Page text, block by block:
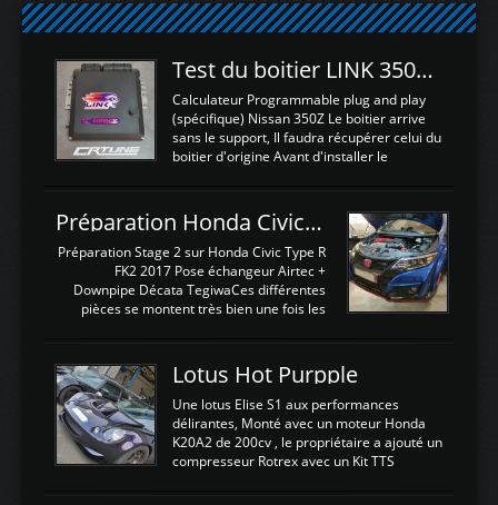
Test du boitier LINK 350Z Plugin ECU
Calculateur Programmable plug and play
(spécifique) Nissan 350Z Le boitier arrive
sans le support, Il faudra récupérer celui du
boitier d'origine Avant d'installer le
d'envoyer l'information de la large bande
dans le boitier. sydney sweeney deepfake
La sortie 0-5V de l'afr sera connectée sur
l'entrée AN Volt 8 et GndAN pour
Analogique, et Volt car l'information est une
tension (Pas une résistance variable d'un
est temps de brancher le ...
Préparation Honda Civic Type R FK2
Préparation Stage 2 sur Honda Civic Type R
FK2 2017 Pose échangeur Airtec +
Downpipe Décata TegiwaCes différentes
pièces se montent très bien une fois les
légere découpe du plastique inferieur,
negénant en rien la structure ou le
fonctionnement du fond plat. Une
reprogrammation Stage 2 est faite sur le
calculateur d'origine. Une alternative
économique au passage sur Hondata
d'origine 310cv et 400Nn , Une fois
Lotus Hot Purpple
Une lotus Elise S1 aux performances
délirantes, Monté avec un moteur Honda
K20A2 de 200cv , le propriétaire a ajouté un
compresseur Rotrex avec un Kit TTS